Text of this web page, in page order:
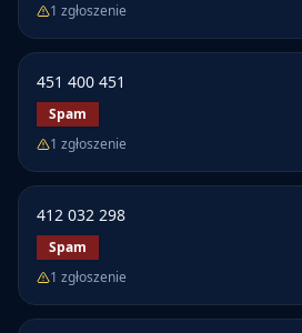
1 zgłoszenie
451 400 451
Spam
1 zgłoszenie
412 032 298
Spam
1 zgłoszenie